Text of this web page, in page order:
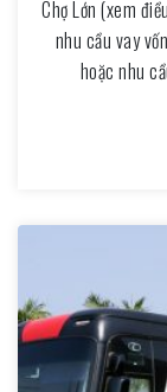
Chợ Lớn (xem
nhu cầu vay
hoặc nhu